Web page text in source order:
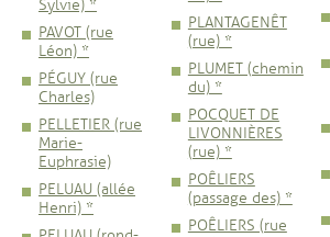
Sylvie) *
PAVOT (rue
Léon) *
PÉGUY (rue
Charles)
PELLETIER (rue
Marie-
Euphrasie)
PELUAU (allée
Henri) *
PLANTAGENÊT
(rue) *
PLUMET (chemin
du) *
POCQUET DE
LIVONNIÈRES
(rue) *
POÊLIERS
(passage des) *
POÊLIERS (rue